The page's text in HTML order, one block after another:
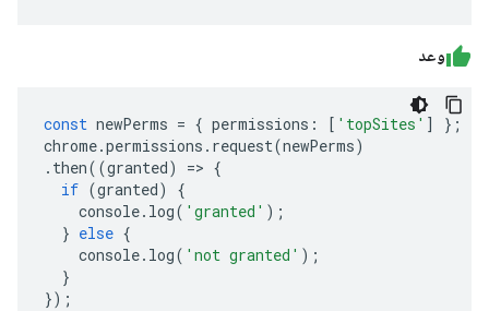
وعد
const newPerms = { permissions : [ 'topSites' ]
};
chrome.permissions . request(newPerms)
. then((granted) => {
if (granted)
{
console. log( 'granted' );
} else {
console. log( 'not granted' );
}
});